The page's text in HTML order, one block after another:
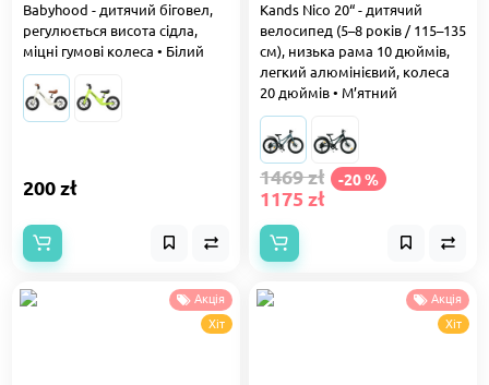
Babyhood - дитячий біговел,
регулюється висота сідла,
міцні гумові колеса • Білий
200 zł
Kands Nico 20“ - дитячий
велосипед (5–8 років / 115–135
см), низька рама 10 дюймів,
легкий алюмінієвий, колеса
20 дюймів • М’ятний
1469 zł -20 %
1175 zł
Акція
Хіт
Акція
Хіт